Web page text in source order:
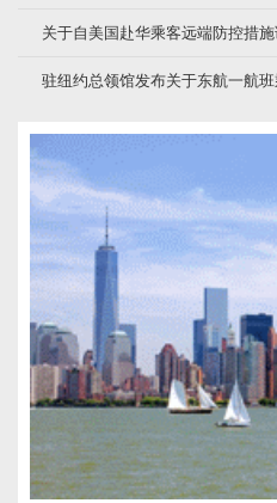
关于自美国赴华乘客远端防控措
驻纽约总领馆发布关于东航一航